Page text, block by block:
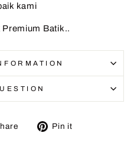
kami
Premium Batik..
Tweet Pin it